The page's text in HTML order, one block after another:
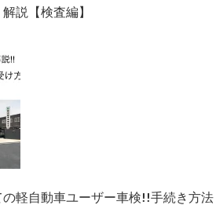
説【検査編】
の軽自動車ユーザー車検!!手続き方法